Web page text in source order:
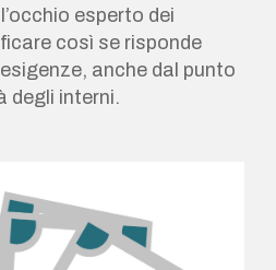
esperto dei
così se risponde
anche dal punto
degli interni.